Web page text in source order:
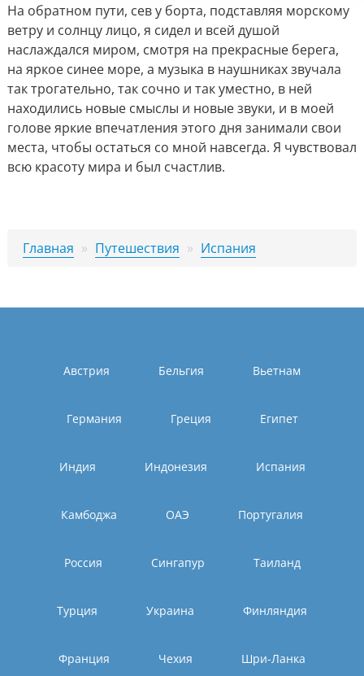
На обратном пути, сев у борта, подставляя морскому
ветру и солнцу лицо, я сидел и всей душой
наслаждался миром, смотря на прекрасные берега,
на яркое синее море, а музыка в наушниках звучала
так трогательно, так сочно и так уместно, в ней
находились новые смыслы и новые звуки, и в моей
голове яркие впечатления этого дня занимали свои
места, чтобы остаться со мной навсегда. Я чувствовал
всю красоту мира и был счастлив.
Главная » Путешествия » Испания
Австрия Бельгия Вьетнам
Германия Греция Египет
Индия Индонезия Испания
Камбоджа ОАЭ Португалия
Россия Сингапур Таиланд
Турция Украина Финляндия
Франция Чехия Шри-Ланка